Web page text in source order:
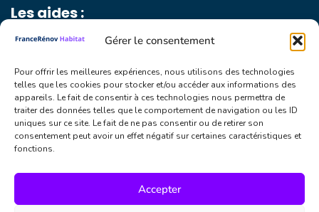
Gérer le consentement
Pour offrir les meilleures expériences, nous utilisons des technologies
telles que les cookies pour stocker et/ou accéder aux informations des
appareils. Le fait de consentir à ces technologies nous permettra de
traiter des données telles que le comportement de navigation ou les ID
uniques sur ce site. Le fait de ne pas consentir ou de retirer son
consentement peut avoir un effet négatif sur certaines caractéristiques et
fonctions.
Accepter
Les aides :
Prime CEE
Eco Prêt à Taux Zéro